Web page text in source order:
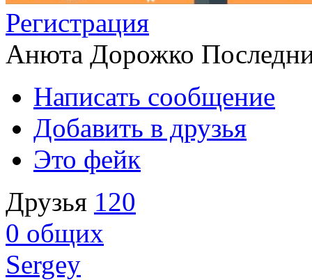
Регистрация
Анюта Дорожко
Написать сообщение
Добавить в друзья
Это фейк
Друзья 120
0 общих
Sergey